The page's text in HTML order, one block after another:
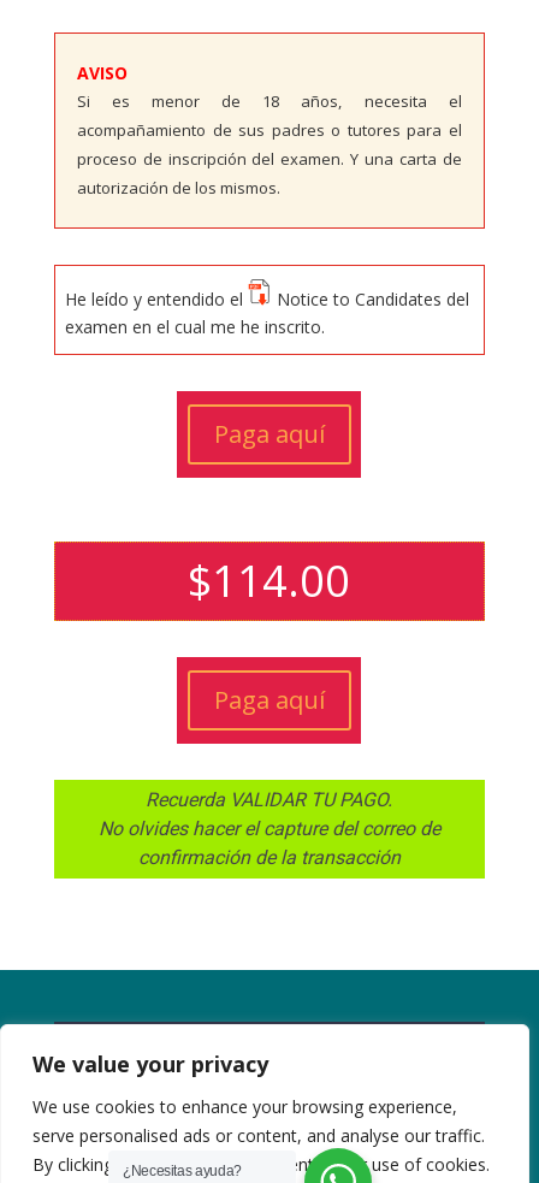
We value your privacy
We use cookies to enhance your browsing experience,
serve personalised ads or content, and analyse our traffic.
By clicking "Accept All", you consent to our use of cookies.
AVISO
Si es menor de 18 años, necesita el
acompañamiento de sus padres o tutores para el
proceso de inscripción del examen. Y una carta de
autorización de los mismos.
He leído y entendido el
Notice to Candidates del
examen en el cual me he inscrito.
Paga aquí
$114.00
Paga aquí
Recuerda VALIDAR TU PAGO.
No olvides hacer el capture del correo de
confirmación de la transacción
¿Necesitas ayuda?